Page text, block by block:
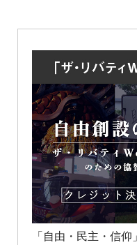
「自由・民主・信